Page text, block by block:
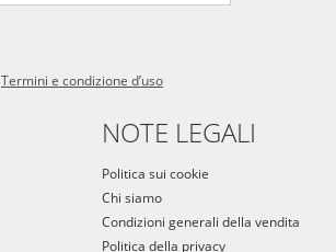
Termini e condizione d’uso
NOTE LEGALI
Politica sui cookie
Chi siamo
Condizioni generali della vendita
Politica della privacy